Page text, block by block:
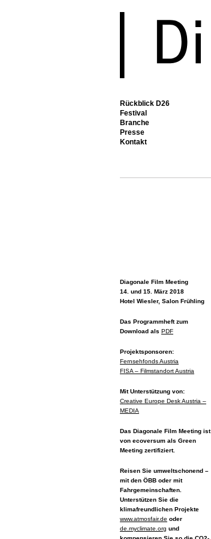
Rückblick D26
Festival
Branche
Presse
Kontakt
Diagonale Film Meeting
14. und 15. März 2018
Hotel Wiesler, Salon Frühling
Das Programmheft zum
Download als PDF
Projektsponsoren:
Fernsehfonds Austria
FISA – Filmstandort Austria
Mit Unterstützung von:
Creative Europe Desk Austria –
MEDIA
Das Diagonale Film Meeting ist
von ecoversum als Green
Meeting zertifiziert.
Reisen Sie umweltschonend –
mit den ÖBB oder mit
Fahrgemeinschaften.
Unterstützen Sie die
klimafreundlichen Projekte
www.atmosfair.de oder
de.myclimate.org und